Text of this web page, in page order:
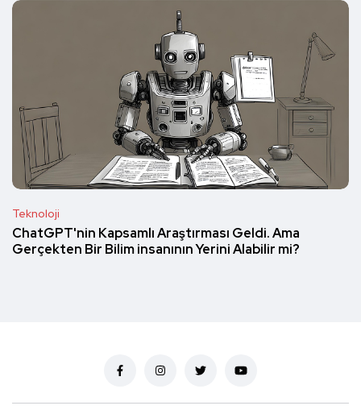
Teknoloji
ChatGPT'nin Kapsamlı Araştırması Geldi. Ama
Gerçekten Bir Bilim insanının Yerini Alabilir mi?